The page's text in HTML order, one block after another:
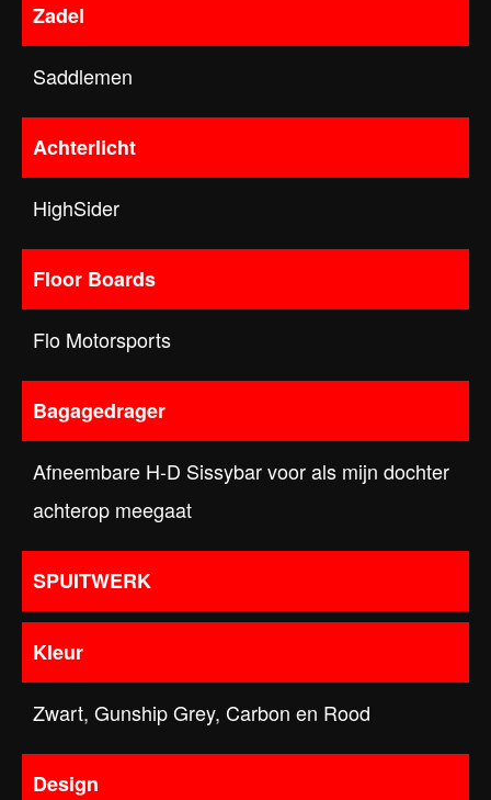
Zadel
Saddlemen
Achterlicht
HighSider
Floor Boards
Flo Motorsports
Bagagedrager
Afneembare H-D Sissybar voor als mijn dochter
achterop meegaat
SPUITWERK
Kleur
Zwart, Gunship Grey, Carbon en Rood
Design